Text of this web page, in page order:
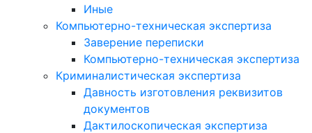
Иные
Компьютерно-техническая экспертиза
Заверение переписки
Компьютерно-техническая экспертиза
Криминалистическая экспертиза
Давность изготовления реквизитов
документов
Дактилоскопическая экспертиза